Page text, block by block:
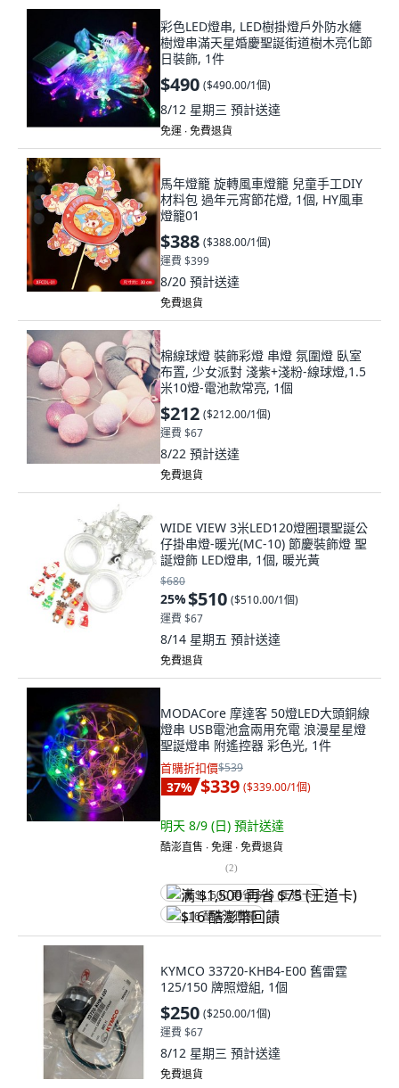
彩色LED燈串, LED樹掛燈戶外防水纏
樹燈串滿天星婚慶聖誕街道樹木亮化節
日裝飾, 1件
$490 ($490.00/1個)
8/12 星期三 預計送達
免運 ∙ 免費退貨
馬年燈籠 旋轉風車燈籠 兒童手工DIY
材料包 過年元宵節花燈, 1個, HY風車
燈籠01
$388 ($388.00/1個)
運費 $399
8/20 預計送達
免費退貨
棉線球燈 裝飾彩燈 串燈 氛圍燈 臥室
布置, 少女派對 淺紫+淺粉-線球燈,1.5
米10燈-電池款常亮, 1個
$212 ($212.00/1個)
運費 $67
8/22 預計送達
免費退貨
WIDE VIEW 3米LED120燈圈環聖誕公
仔掛串燈-暖光(MC-10) 節慶裝飾燈 聖
誕燈飾 LED燈串, 1個, 暖光黃
$680
25%$510 ($510.00/1個)
運費 $67
8/14 星期五 預計送達
免費退貨
MODACore 摩達客 50燈LED大頭銅線
燈串 USB電池盒兩用充電 浪漫星星燈
聖誕燈串 附遙控器 彩色光, 1件
首購折扣價$539
37% $339 ($339.00/1個)
明天 8/9 (日) 預計送達
酷澎直售 ∙ 免運 ∙ 免費退貨
(2)
满 $1,500 再省 $75 (王道卡)
$16 酷澎幣回饋
KYMCO 33720-KHB4-E00 舊雷霆
125/150 牌照燈組, 1個
$250 ($250.00/1個)
運費 $67
8/12 星期三 預計送達
免費退貨